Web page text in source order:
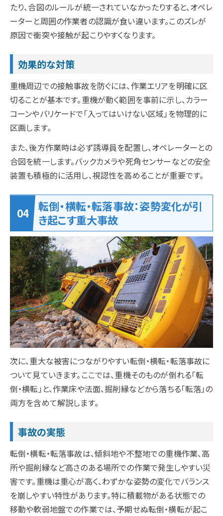
たり、合図のルールが統一されていなかったりすると、オペレ
ーターと周囲の作業者の認識が食い違います。このズレが
原因で衝突や接触が起こりやすくなります。
効果的な対策
重機周辺での接触事故を防ぐには、作業エリアを明確に区
切ることが基本です。重機が動く範囲を事前に示し、カラー
コーンやバリケードで「入ってはいけない区域」を物理的に
区画します。
また、後方作業時は必ず誘導員を配置し、オペレーターとの
合図を統一します。バックカメラや死角センサーなどの安全
装置も積極的に活用し、視認性を高めることが重要です。
転倒・横転・転落事故：姿勢変化が引
き起こす重大事故
次に、重大な被害につながりやすい転倒・横転・転落事故に
ついて見ていきます。ここでは、重機そのものが倒れる「転
倒・横転」と、作業床や法面、掘削縁などから落ちる「転落」の
両方を含めて解説します。
事故の実態
転倒・横転・転落事故は、傾斜地や不整地での重機作業、高
所や掘削縁など高さのある場所での作業で発生しやすい災
害です。重機は重心が高く、わずかな姿勢の変化でバランス
を崩しやすい特性があります。特に積載物がある状態での
移動や軟弱地盤での作業では、予期せぬ転倒・横転が起こ